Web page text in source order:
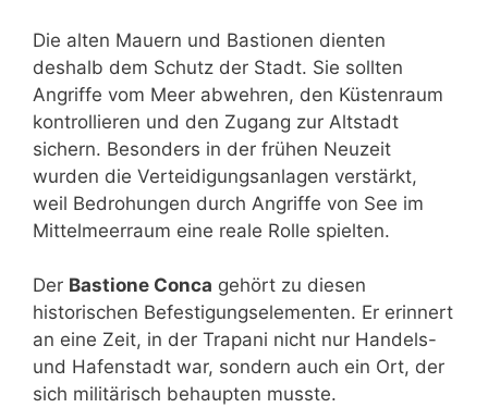
Die alten Mauern und Bastionen dienten
deshalb dem Schutz der Stadt. Sie sollten
Angriffe vom Meer abwehren, den Küstenraum
kontrollieren und den Zugang zur Altstadt
sichern. Besonders in der frühen Neuzeit
wurden die Verteidigungsanlagen verstärkt,
weil Bedrohungen durch Angriffe von See im
Mittelmeerraum eine reale Rolle spielten.
Der Bastione Conca gehört zu diesen
historischen Befestigungselementen. Er erinnert
an eine Zeit, in der Trapani nicht nur Handels-
und Hafenstadt war, sondern auch ein Ort, der
sich militärisch behaupten musste.